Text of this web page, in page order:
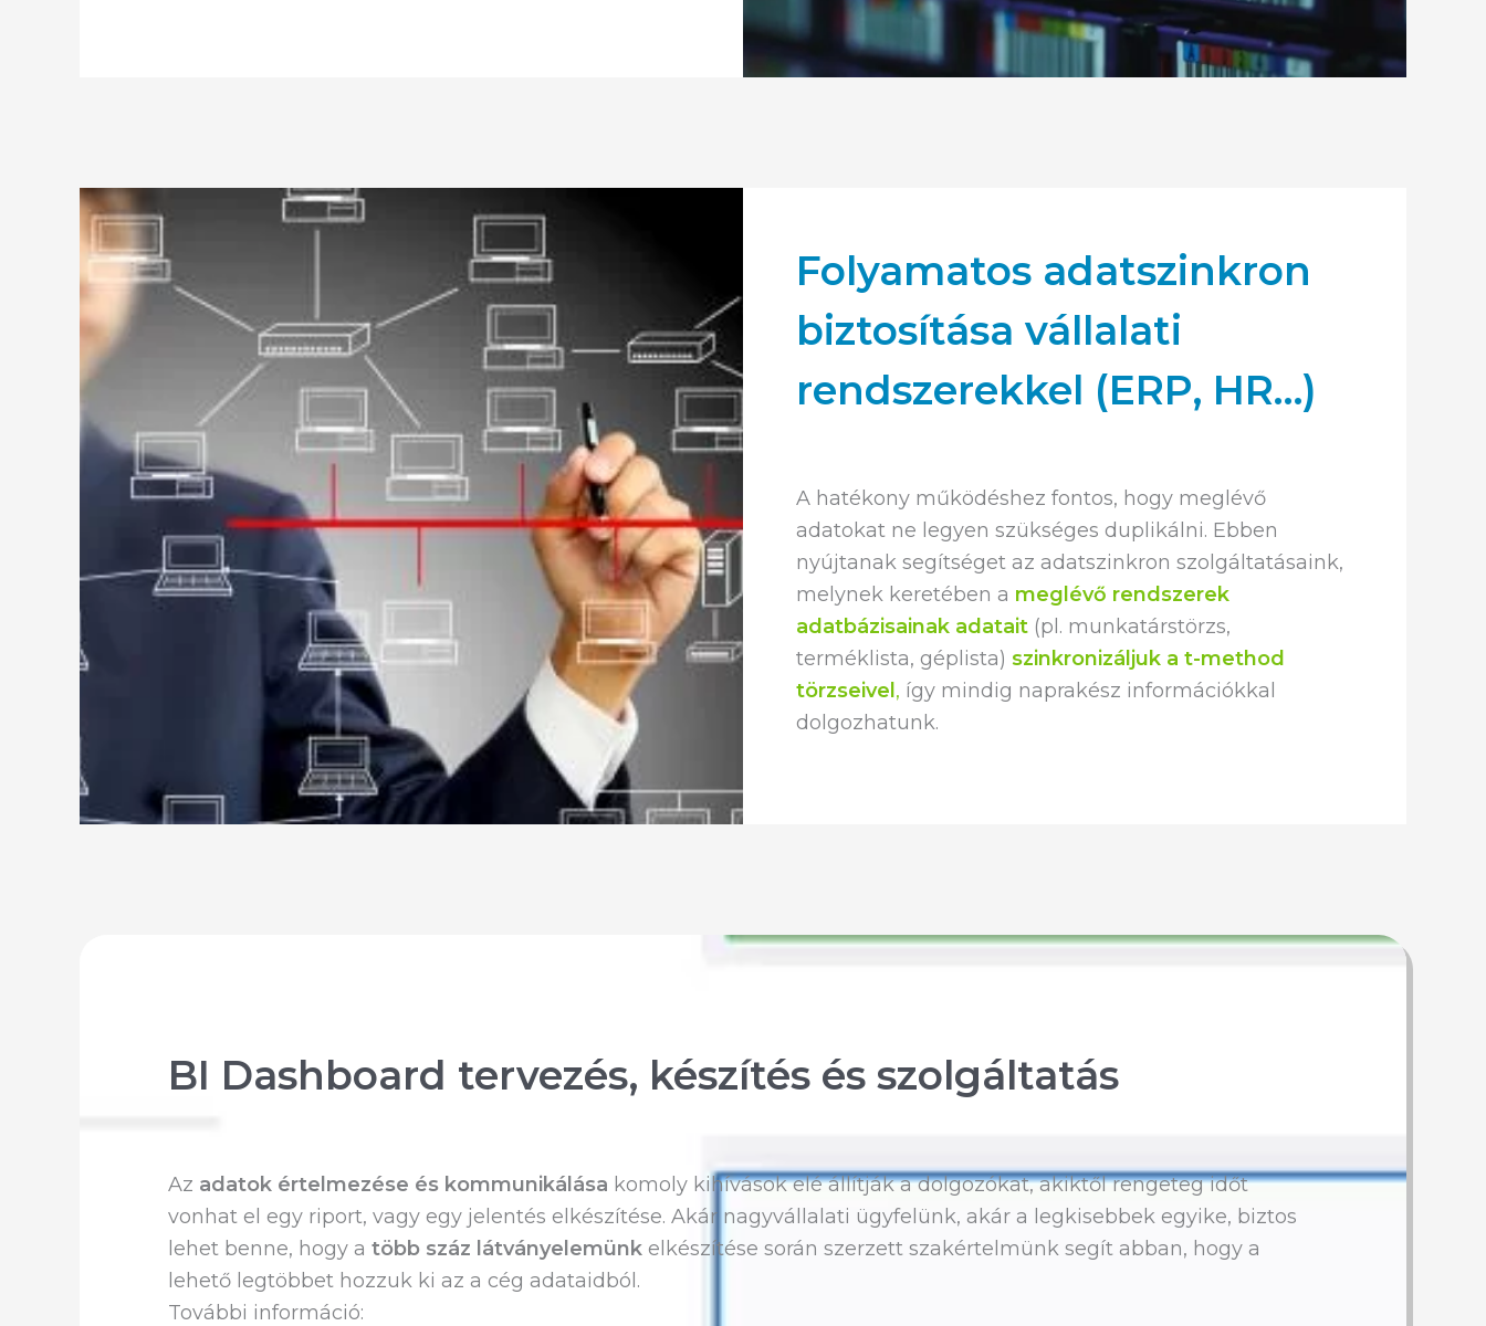
Folyamatos adatszinkron
biztosítása vállalati
rendszerekkel (ERP, HR…)
A hatékony működéshez fontos, hogy meglévő
adatokat ne legyen szükséges duplikálni. Ebben
nyújtanak segítséget az adatszinkron szolgáltatásaink,
melynek keretében a meglévő rendszerek
adatbázisainak adatait (pl. munkatárstörzs,
terméklista, géplista) szinkronizáljuk a t-method
törzseivel , így mindig naprakész információkkal
dolgozhatunk.
BI Dashboard tervezés, készítés és szolgáltatás
Az adatok értelmezése és kommunikálása komoly kihívások elé állítják a dolgozókat, akiktől rengeteg időt
vonhat el egy riport, vagy egy jelentés elkészítése. Akár nagyvállalati ügyfelünk, akár a legkisebbek egyike, biztos
lehet benne, hogy a több száz látványelemünk elkészítése során szerzett szakértelmünk segít abban, hogy a
lehető legtöbbet hozzuk ki az a cég adataidból.
További információ: